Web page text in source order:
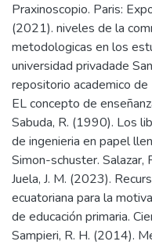
Praxinoscopio. Paris:
(2021). niveles de la
metodologicas en los
universidad privadade
repositorio academico
EL concepto de
Sabuda, R. (1990). Los
de ingenieria en papel
Simon-schuster. Salazar,
Juela, J. M. (2023).
ecuatoriana para la
de educación primaria.
Sampieri, R. H. (2014).